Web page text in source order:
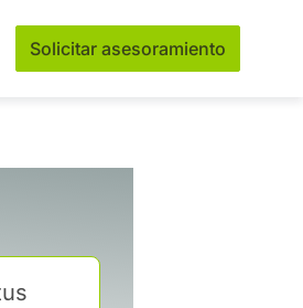
Solicitar asesoramiento